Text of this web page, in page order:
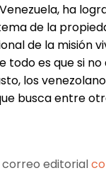
ha
de la
de la misión
todo es que si
los
busca entre
editorial